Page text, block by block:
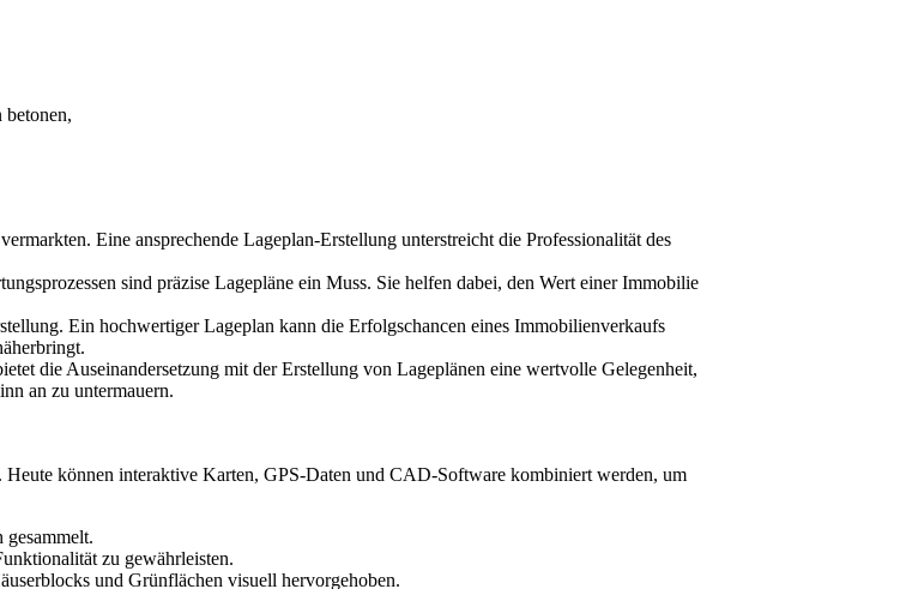
Eine ansprechende Lageplan-Erstellung unterstreicht die Professionalität des
sind präzise Lagepläne ein Muss. Sie helfen dabei, den Wert einer Immobilie
Ein hochwertiger Lageplan kann die Erfolgschancen eines Immobilienverkaufs
die Auseinandersetzung mit der Erstellung von Lageplänen eine wertvolle Gelegenheit,
an zu untermauern.
können interaktive Karten, GPS-Daten und CAD-Software kombiniert werden, um
zu gewährleisten.
und Grünflächen visuell hervorgehoben.